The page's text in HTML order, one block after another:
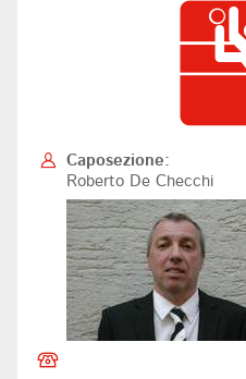
Caposezione:
Roberto De Checchi